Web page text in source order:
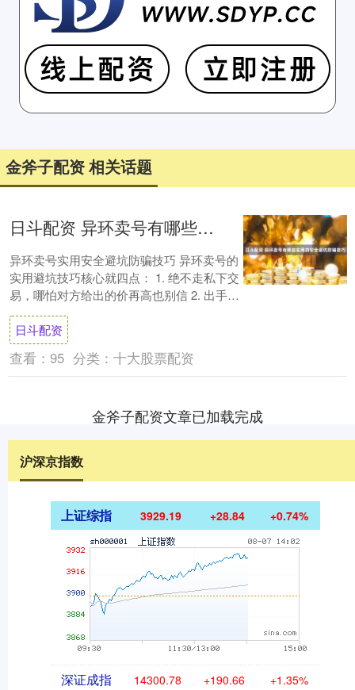
金斧子配资 相关话题
日斗配资 异环卖号有哪些实用的安全避坑防骗技巧
异环卖号实用安全避坑防骗技巧 异环卖号的
实用避坑技巧核心就四点： 1. 绝不走私下交
易，哪怕对方给出的价再高也别信 2. 出手前
先摸清账号市价，避免被恶意压价或....
日斗配资
查看： 95 分类： 十大股票配资
金斧子配资文章已加载完成
沪深京指数
上证综指 3929.19 +28.84 +0.74%
深证成指 14300.78 +190.66 +1.35%